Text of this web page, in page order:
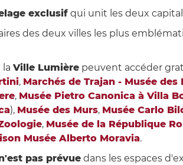
exclusifqui unit les deux
des deux villes les plus
la Ville Lumièrepeuvent accéder
, Marchés de Trajan - Musée
, Musée Pietro Canonica à Villa
), Musée des Murs, Musée Carlo
, Musée de la République
Musée Alberto Moravia.
pas prévuedans les espaces